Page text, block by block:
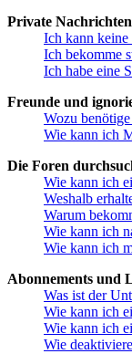
Private Nachrichten
Ich kann
Ich bekomme
Ich habe eine
Freunde und
Wozu
Wie kann ich
Die Foren
Wie kann ich
Weshalb
Warum
Wie kann ich
Wie kann ich
Abonnements und
Was ist der
Wie kann ich
Wie kann ich
Wie